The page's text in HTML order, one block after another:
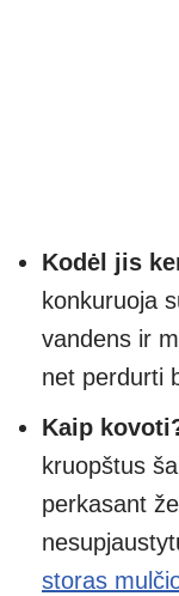
Kodėl jis
konkuruoja
vandens ir
net perdurti
Kaip
kruopštus
perkasant
storas